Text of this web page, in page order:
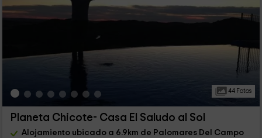
44 Fotos
Planeta Chicote- Casa El Saludo al Sol
Alojamiento ubicado a 6.9km de Palomares Del Campo